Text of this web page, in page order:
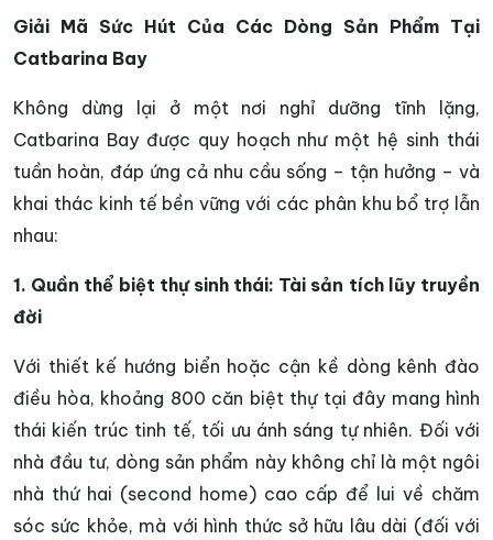
Giải Mã Sức Hút Của Các Dòng Sản Phẩm Tại
Catbarina Bay
Không dừng lại ở một nơi nghỉ dưỡng tĩnh lặng,
Catbarina Bay được quy hoạch như một hệ sinh thái
tuần hoàn, đáp ứng cả nhu cầu sống – tận hưởng – và
khai thác kinh tế bền vững với các phân khu bổ trợ lẫn
nhau:
1. Quần thể biệt thự sinh thái: Tài sản tích lũy truyền
đời
Với thiết kế hướng biển hoặc cận kề dòng kênh đào
điều hòa, khoảng 800 căn biệt thự tại đây mang hình
thái kiến trúc tinh tế, tối ưu ánh sáng tự nhiên. Đối với
nhà đầu tư, dòng sản phẩm này không chỉ là một ngôi
nhà thứ hai (second home) cao cấp để lui về chăm
sóc sức khỏe, mà với hình thức sở hữu lâu dài (đối với